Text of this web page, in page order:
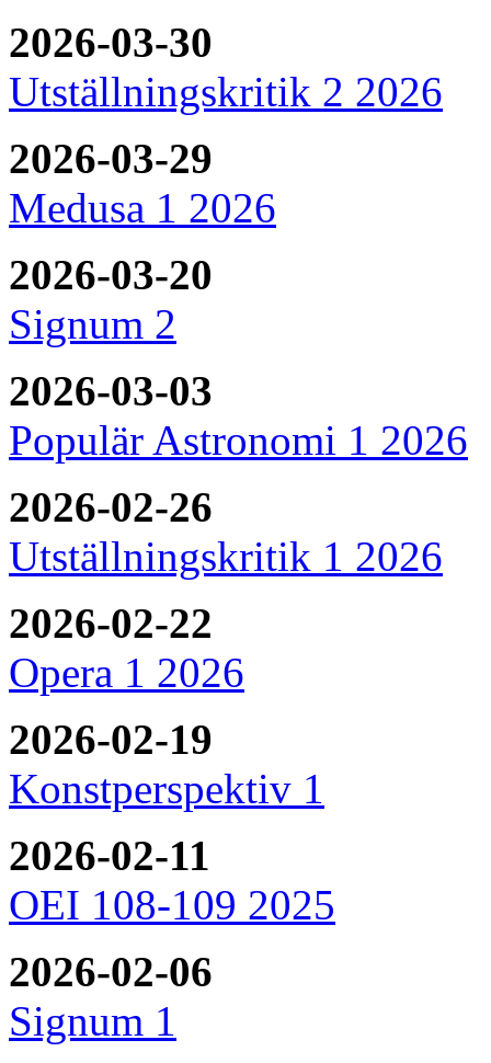
2026-03-30
Utställningskritik 2 2026
2026-03-29
Medusa 1 2026
2026-03-20
Signum 2
2026-03-03
Populär Astronomi 1 2026
2026-02-26
Utställningskritik 1 2026
2026-02-22
Opera 1 2026
2026-02-19
Konstperspektiv 1
2026-02-11
OEI 108-109 2025
2026-02-06
Signum 1